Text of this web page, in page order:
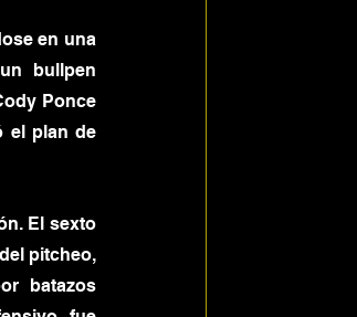
en una
bullpen
Ponce
el plan de
El sexto
pitcheo,
batazos